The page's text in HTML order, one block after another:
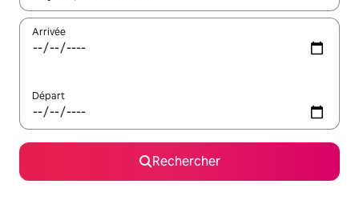
Arrivée
Départ
Rechercher